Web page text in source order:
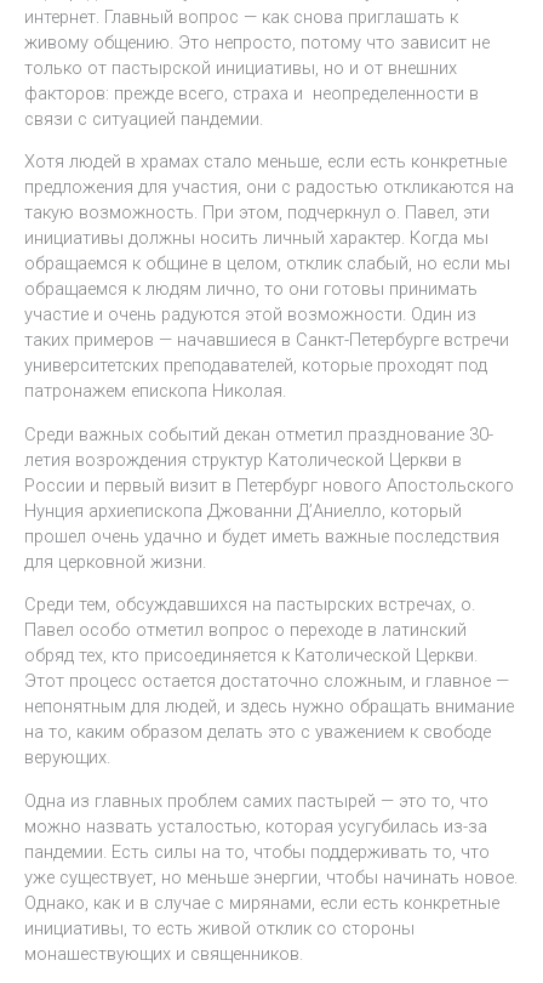
интернет. Главный вопрос — как снова приглашать к
живому общению. Это непросто, потому что зависит не
только от пастырской инициативы, но и от внешних
факторов: прежде всего, страха и неопределенности в
связи с ситуацией пандемии.
Хотя людей в храмах стало меньше, если есть конкретные
предложения для участия, они с радостью откликаются на
такую возможность. При этом, подчеркнул о. Павел, эти
инициативы должны носить личный характер. Когда мы
обращаемся к общине в целом, отклик слабый, но если мы
обращаемся к людям лично, то они готовы принимать
участие и очень радуются этой возможности. Один из
таких примеров — начавшиеся в Санкт-Петербурге встречи
университетских преподавателей, которые проходят под
патронажем епископа Николая.
Среди важных событий декан отметил празднование 30-
летия возрождения структур Католической Церкви в
России и первый визит в Петербург нового Апостольского
Нунция архиепископа Джованни Д’Аниелло, который
прошел очень удачно и будет иметь важные последствия
для церковной жизни.
Среди тем, обсуждавшихся на пастырских встречах, о.
Павел особо отметил вопрос о переходе в латинский
обряд тех, кто присоединяется к Католической Церкви.
Этот процесс остается достаточно сложным, и главное —
непонятным для людей, и здесь нужно обращать внимание
на то, каким образом делать это с уважением к свободе
верующих.
Одна из главных проблем самих пастырей — это то, что
можно назвать усталостью, которая усугубилась из-за
пандемии. Есть силы на то, чтобы поддерживать то, что
уже существует, но меньше энергии, чтобы начинать новое.
Однако, как и в случае с мирянами, если есть конкретные
инициативы, то есть живой отклик со стороны
монашествующих и священников.